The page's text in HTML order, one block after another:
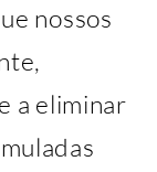
nossos
a eliminar